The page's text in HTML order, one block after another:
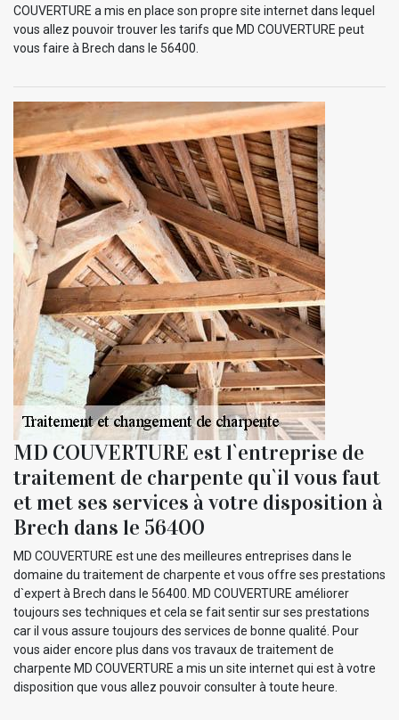
COUVERTURE a mis en place son propre site internet dans lequel
vous allez pouvoir trouver les tarifs que MD COUVERTURE peut
vous faire à Brech dans le 56400.
MD COUVERTURE est l`entreprise de
traitement de charpente qu`il vous faut
et met ses services à votre disposition à
Brech dans le 56400
MD COUVERTURE est une des meilleures entreprises dans le
domaine du traitement de charpente et vous offre ses prestations
d`expert à Brech dans le 56400. MD COUVERTURE améliorer
toujours ses techniques et cela se fait sentir sur ses prestations
car il vous assure toujours des services de bonne qualité. Pour
vous aider encore plus dans vos travaux de traitement de
charpente MD COUVERTURE a mis un site internet qui est à votre
disposition que vous allez pouvoir consulter à toute heure.